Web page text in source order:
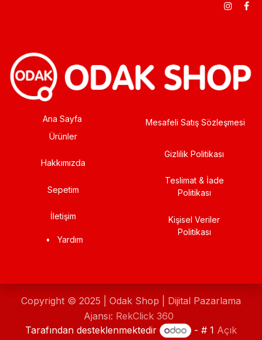
Ana Sayfa
Ürünler
Hakkımızda
Sepetim
İletişim
• Yardım
Mesafeli Satış Sözleşmesi
Gizlilik Politikası
Teslimat & İade
Politikası
Kişisel Veriler
Politikası
Copyright © 2025 | Odak Shop | Dijital Pazarlama
Ajansı: RekClick 360
Tarafından desteklenmektedir
- # 1 Açık